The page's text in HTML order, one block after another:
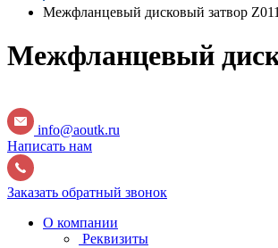
Межфланцевый дисковый затвор
Межфланцевый
info@aoutk.ru
Написать нам
Заказать обратный звонок
О компании
Реквизиты